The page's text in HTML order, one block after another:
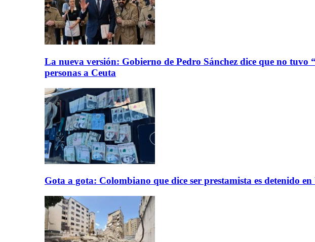
La nueva versión: Gobierno de Pedro Sánchez dice que no
personas a Ceuta
Gota a gota: Colombiano que dice ser prestamista es detenido